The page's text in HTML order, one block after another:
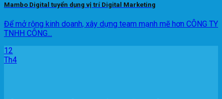
Mambo Digital tuyển dụng vị trí Digital Marketing
Để mở rộng kinh doanh, xây dựng team mạnh mẽ hơn CÔNG TY
TNHH CÔNG...
12
Th4